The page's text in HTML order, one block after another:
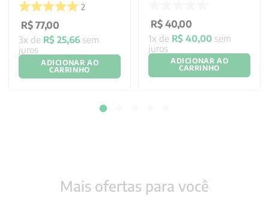
2
R$ 77,00
3x de R$ 25,66 sem
juros
ADICIONAR AO
CARRINHO
R$ 40,00
1x de R$ 40,00 sem
juros
ADICIONAR AO
CARRINHO
Mais ofertas para você